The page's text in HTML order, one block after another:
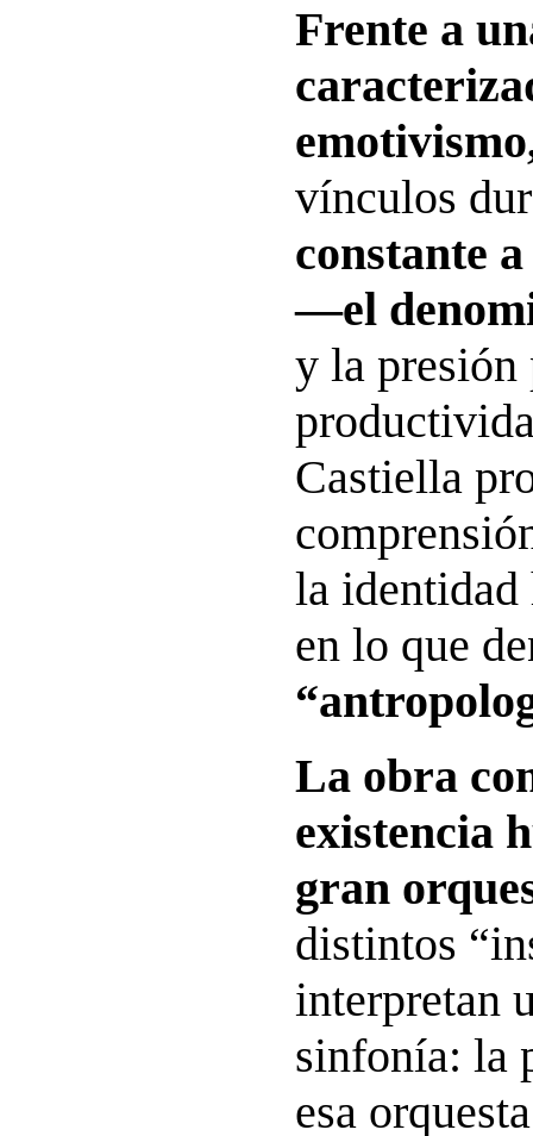
Frente a
vínculos
constante
—el
y la presión
Castiella
la identidad
en lo que
La obra
existencia
gran
distintos
interpretan
sinfonía: la
esa